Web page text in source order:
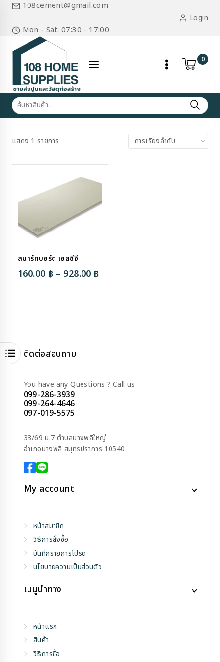
Skip
content
108cement@gmail.com
Mon - Sat: 07:30 - 17:00
Login
0
ค้นหา:
แสดง 1 รายการ
สมาร์ทบอร์ด เอสซีจี
160.00 ฿ – 928.00 ฿Price
160.00 ฿
ติดต่อสอบถาม
You have any Questions ? Call us
099-286-3939
099-264-4646
097-019-5575
33/69 ม.7 ตำบลบางพลีใหญ่
อำเภอบางพลี สมุทรปราการ 10540
My account
หน้าสมาชิก
วิธีการสั่งซื้อ
บันทึกรายการโปรด
นโยบายความเป็นส่วนตัว
เมนูนำทาง
หน้าแรก
สินค้า
วิธีการซื้อ